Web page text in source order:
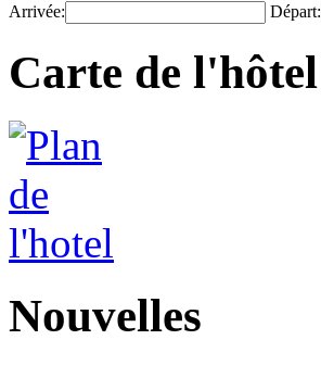
Arrivée: Départ:
Carte de l'hôtel
Nouvelles